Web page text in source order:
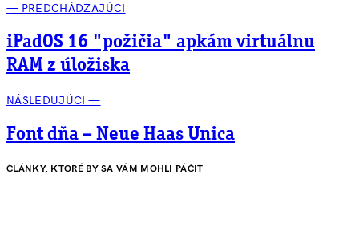
— PREDCHÁDZAJÚCI
iPadOS 16 "požičia" apkám virtuálnu
RAM z úložiska
NÁSLEDUJÚCI —
Font dňa – Neue Haas Unica
ČLÁNKY, KTORÉ BY SA VÁM MOHLI PÁČIŤ